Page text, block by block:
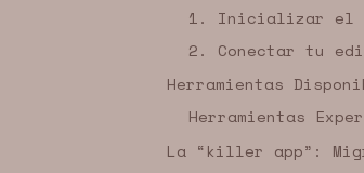
1. Inicializar el
2. Conectar tu
Herramientas
Herramientas
La “killer app”: